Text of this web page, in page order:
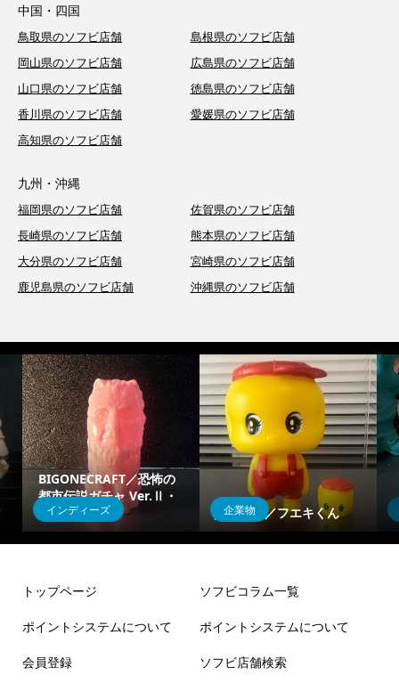
中国・四国
鳥取県のソフビ店舗
島根県のソフビ店舗
岡山県のソフビ店舗
広島県のソフビ店舗
山口県のソフビ店舗
徳島県のソフビ店舗
香川県のソフビ店舗
愛媛県のソフビ店舗
高知県のソフビ店舗
九州・沖縄
福岡県のソフビ店舗
佐賀県のソフビ店舗
長崎県のソフビ店舗
熊本県のソフビ店舗
大分県のソフビ店舗
宮崎県のソフビ店舗
鹿児島県のソフビ店舗
沖縄県のソフビ店舗
ん インディーズ
豊年亀 インディーズ
ぜっぱんだくん ソフ
ビ！
トップページ
ポイントシステムについて
会員登録
ソフビコラム一覧
ポイントシステムについて
ソフビ店舗検索